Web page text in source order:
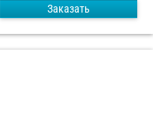
Заказать